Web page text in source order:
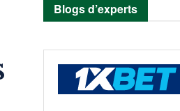
Blogs d’experts